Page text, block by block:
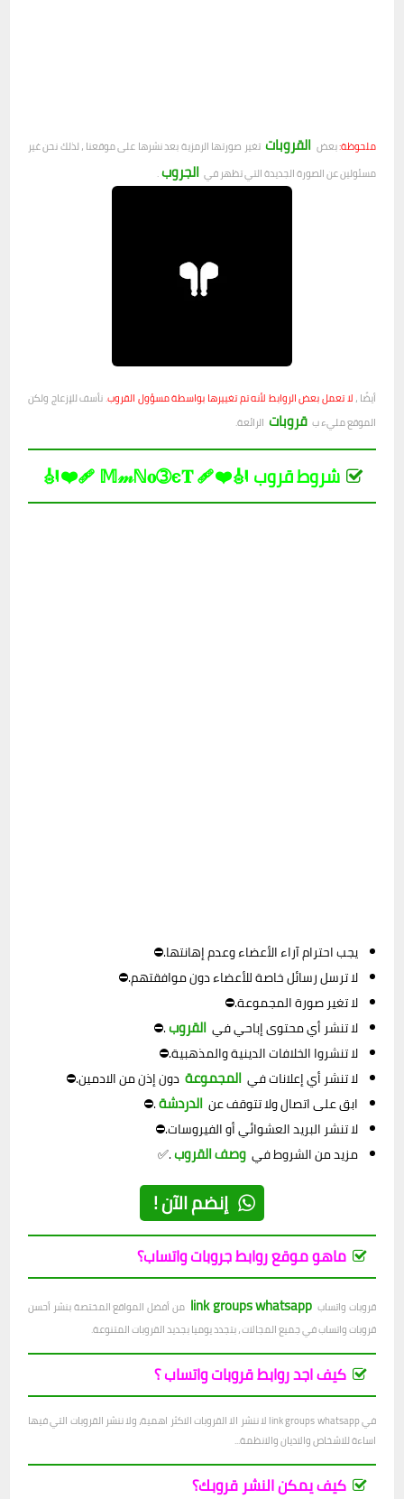
ملحوظة:بعض القروبات تغير صورتها الرمزية بعد نشرها على موقعنا ، لذلك نحن غير
مسئولين عن الصورة الجديدة التي تظهر في الجروب.
أيضًا ، لا تعمل بعض الروابط لأنه تم تغييرها بواسطة مسؤول القروب. نأسف للإزعاج ولكن
الموقع مليء ب قروبات الرائعة.
شروط قروب 🎻❤️‍🩹 𝕄𝓂ℕ𝐨➂є𝐓 ❤️‍🩹🎻
يجب احترام آراء الأعضاء وعدم إهانتها.⛔
لا ترسل رسائل خاصة للأعضاء دون موافقتهم.⛔
لا تغير صورة المجموعة.⛔
لا تنشر أي محتوى إباحي في القروب.⛔
لا تنشروا الخلافات الدينية والمذهبية.⛔
لا تنشر أي إعلانات في المجموعة دون إذن من الادمين.⛔
ابق على اتصال ولا تتوقف عن الدردشة.⛔
لا تنشر البريد العشوائي أو الفيروسات.⛔
مزيد من الشروط في وصف القروب.✅
إنضم الآن !
ماهو موقع روابط جروبات واتساب؟
قروبات واتساب link groups whatsapp من أفضل المواقع المختصة بنشر أحسن
قروبات واتساب في جميع المجالات ، بتجدد يوميا بجديد القروبات المتنوعة.
كيف اجد روابط قروبات واتساب ؟
في link groups whatsapp لا ننشر الا القروبات الاكثر اهمية، ولا ننشر القروبات التي فيها
اساءة للاشخاص والاديان والانظمة...
كيف يمكن النشر قروبك؟